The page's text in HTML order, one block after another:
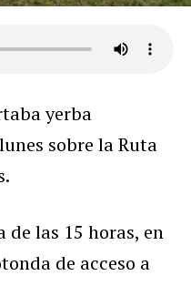
yerba
sobre la Ruta
las 15 horas, en
de acceso a